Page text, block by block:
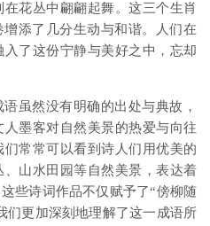
花丛中翩翩起舞。这三个生肖
添了几分生动与和谐。人们在
了这份宁静与美好之中，忘却
虽然没有明确的出处与典故，
墨客对自然美景的热爱与向往
常常可以看到诗人们用优美的
山水田园等自然美景，表达着
些诗词作品不仅赋予了“傍柳随
们更加深刻地理解了这一成语所